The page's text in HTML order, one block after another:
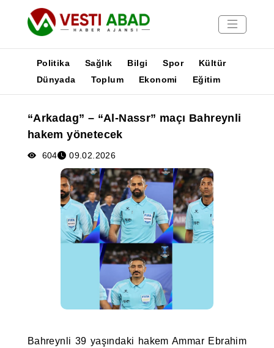
Yayınlar
Medya
Poster
Politika Sağlık Bilgi Spor
Kültür
Dünyada
Toplum Ekonomi Eğitim
“Arkadag” – “Al-Nassr” maçı Bahreynli
hakem yönetecek
604 09.02.2026
Bahreynli 39 yaşındaki hakem Ammar Ebrahim